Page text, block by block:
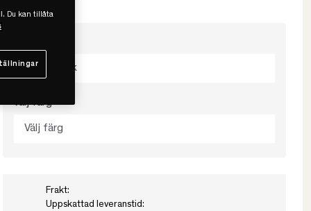
Välj storlek
Välj färg
Välj färg
Frakt:
Uppskattad leveranstid:
Du kan tillåta